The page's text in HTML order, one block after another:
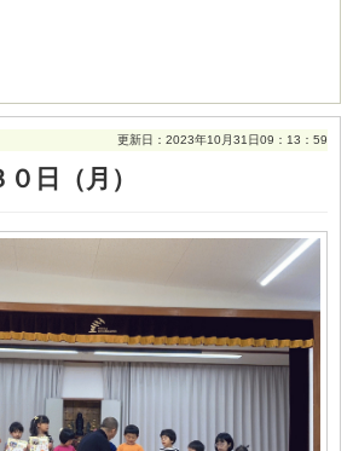
更新日：2023年10月31日09：13：59
日（月）